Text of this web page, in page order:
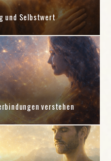
und Selbstwert
verstehen